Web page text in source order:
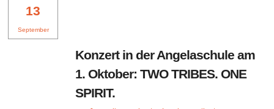
13
September
Konzert in der Angelaschule am
1. Oktober: TWO TRIBES. ONE
SPIRIT.